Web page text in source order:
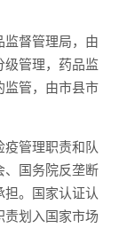
督管理局，由
级管理，药品监
监管，由市县市
管理职责和队
、国务院反垄断
。国家认证认
划入国家市场